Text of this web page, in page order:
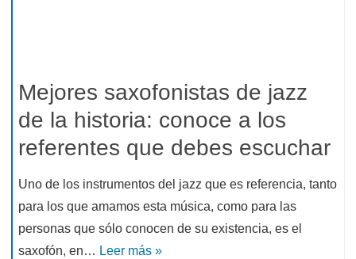
Mejores saxofonistas de jazz
de la historia: conoce a los
referentes que debes escuchar
Uno de los instrumentos del jazz que es referencia, tanto
para los que amamos esta música, como para las
personas que sólo conocen de su existencia, es el
saxofón, en… Leer más »